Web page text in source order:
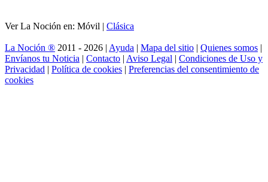
Ver La Noción en: Móvil | Clásica
La Noción ® 2011 - 2026 | Ayuda | Mapa del sitio | Quienes somos |
Envíanos tu Noticia | Contacto | Aviso Legal | Condiciones de Uso y
Privacidad | Política de cookies | Preferencias del consentimiento de
cookies